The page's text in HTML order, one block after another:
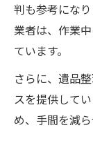
判も参考にな
業者は、作業
ています。
さらに、遺品
スを提供して
め、手間を減